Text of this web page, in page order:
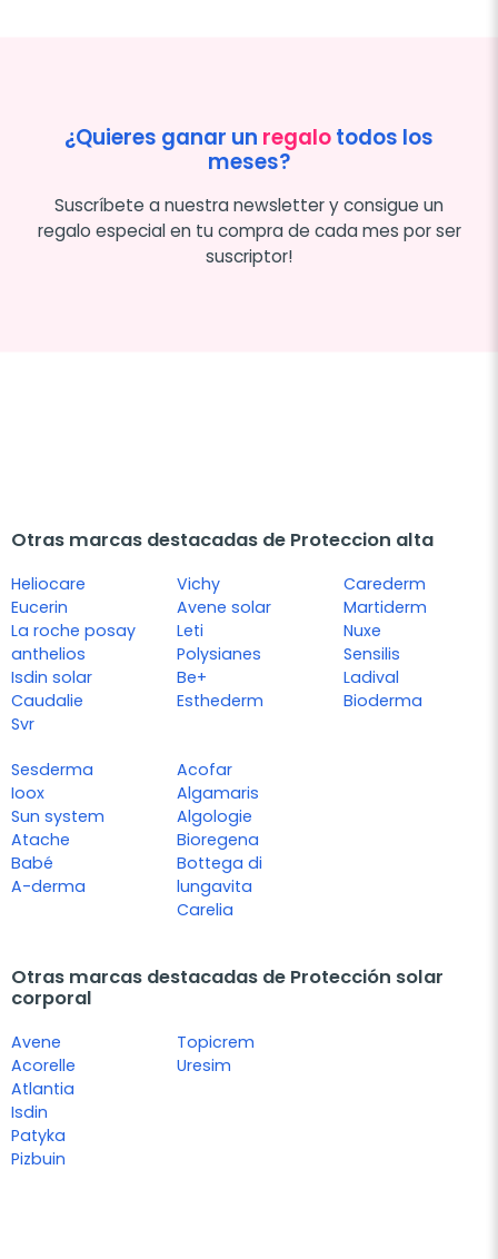
¿Quieres ganar un regalotodos los
meses?
Suscríbete a nuestra newsletter y consigue un
regalo especial en tu compra de cada mes por ser
suscriptor!
Otras marcas destacadas de Proteccion alta
Heliocare
Eucerin
La roche posay
anthelios
Isdin solar
Caudalie
Svr
Vichy
Avene solar
Leti
Polysianes
Be+
Esthederm
Carederm
Martiderm
Nuxe
Sensilis
Ladival
Bioderma
Sesderma
Ioox
Sun system
Atache
Babé
A-derma
Acofar
Algamaris
Algologie
Bioregena
Bottega di
lungavita
Carelia
Otras marcas destacadas de Protección solar
corporal
Avene
Acorelle
Atlantia
Isdin
Patyka
Pizbuin
Topicrem
Uresim